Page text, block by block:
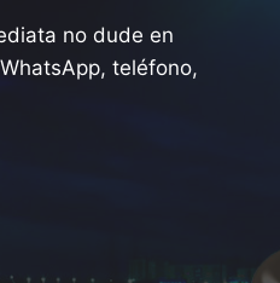
no dude en
teléfono,